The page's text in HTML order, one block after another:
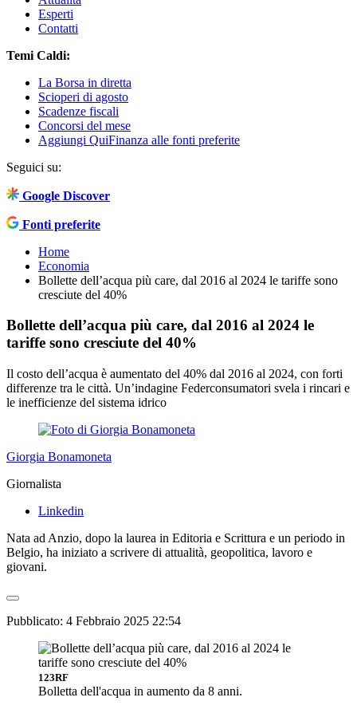
Esperti
Contatti
Temi Caldi:
La Borsa in diretta
Scioperi di agosto
Scadenze fiscali
Concorsi del mese
Aggiungi QuiFinanza alle fonti preferite
Seguici su:
Google Discover
Fonti preferite
Home
Economia
Bollette dell’acqua più care, dal 2016 al 2024 le tariffe sono
cresciute del 40%
Bollette dell’acqua più care, dal 2016 al 2024 le
tariffe sono cresciute del 40%
Il costo dell’acqua è aumentato del 40% dal 2016 al 2024, con forti
differenze tra le città. Un’indagine Federconsumatori svela i rincari e
le inefficienze del sistema idrico
Giorgia Bonamoneta
Giornalista
Linkedin
Nata ad Anzio, dopo la laurea in Editoria e Scrittura e un periodo in
Belgio, ha iniziato a scrivere di attualità, geopolitica, lavoro e
giovani.
Pubblicato: 4 Febbraio 2025 22:54
123RF
Bolletta dell'acqua in aumento da 8 anni.